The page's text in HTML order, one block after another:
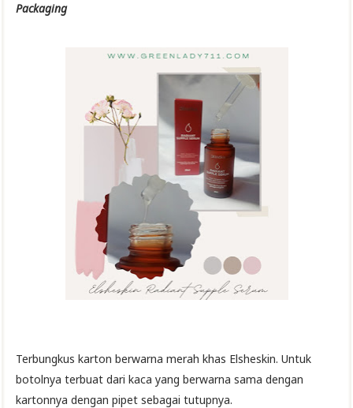
Packaging
Terbungkus karton berwarna merah khas Elsheskin. Untuk
botolnya terbuat dari kaca yang berwarna sama dengan
kartonnya dengan pipet sebagai tutupnya.